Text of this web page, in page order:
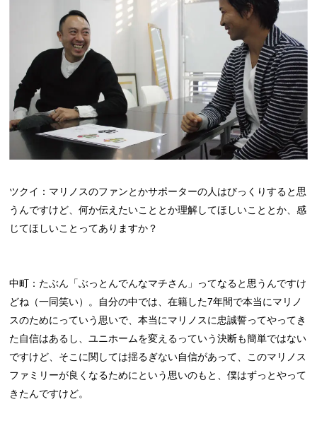
ツクイ：マリノスのファンとかサポーターの人はびっくりすると思
うんですけど、何か伝えたいこととか理解してほしいこととか、感
じてほしいことってありますか？
中町：たぶん「ぶっとんでんなマチさん」ってなると思うんですけ
どね（一同笑い）。自分の中では、在籍した7年間で本当にマリノ
スのためにっていう思いで、本当にマリノスに忠誠誓ってやってき
た自信はあるし、ユニホームを変えるっていう決断も簡単ではない
ですけど、そこに関しては揺るぎない自信があって、このマリノス
ファミリーが良くなるためにという思いのもと、僕はずっとやって
きたんですけど。